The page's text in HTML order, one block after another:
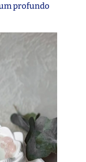
profundo